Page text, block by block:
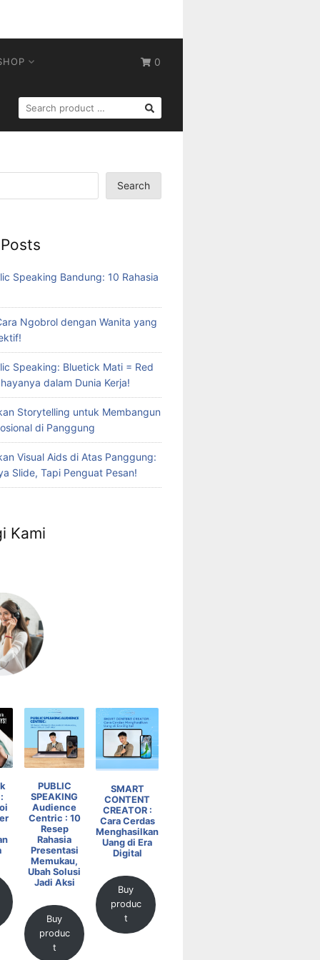
0
SEARCH
FOR:
Search
Speaking Bandung: 10 Rahasia
Ngobrol dengan Wanita yang
Speaking: Bluetick Mati = Red
dalam Dunia Kerja!
Storytelling untuk Membangun
di Panggung
Visual Aids di Atas Panggung:
Slide, Tapi Penguat Pesan!
Kami
PUBLIC
SPEAKING
Audience
Centric : 10
Resep
Rahasia
Presentasi
Memukau,
Ubah Solusi
Jadi Aksi
Buy
produc
t
SMART
CONTENT
CREATOR :
Cara Cerdas
Menghasilkan
Uang di Era
Digital
Buy
produc
t